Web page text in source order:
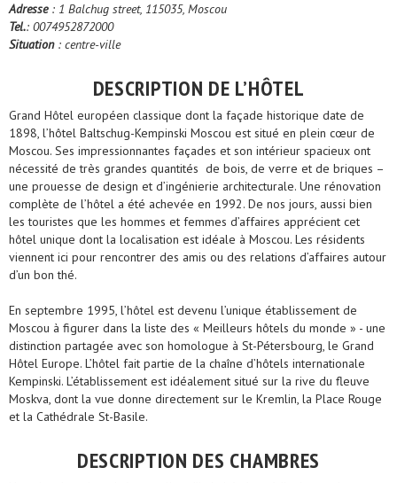
Adresse : 1 Balchug street, 115035, Moscou
Tel.: 0074952872000
Situation : centre-ville
DESCRIPTION DE L’HÔTEL
Grand Hôtel européen classique dont la façade historique date de
1898, l’hôtel Baltschug-Kempinski Moscou est situé en plein cœur de
Moscou. Ses impressionnantes façades et son intérieur spacieux ont
nécessité de très grandes quantités de bois, de verre et de briques –
une prouesse de design et d’ingénierie architecturale. Une rénovation
complète de l’hôtel a été achevée en 1992. De nos jours, aussi bien
les touristes que les hommes et femmes d’affaires apprécient cet
hôtel unique dont la localisation est idéale à Moscou. Les résidents
viennent ici pour rencontrer des amis ou des relations d’affaires autour
d’un bon thé.
En septembre 1995, l’hôtel est devenu l’unique établissement de
Moscou à figurer dans la liste des « Meilleurs hôtels du monde » - une
distinction partagée avec son homologue à St-Pétersbourg, le Grand
Hôtel Europe. L’hôtel fait partie de la chaîne d’hôtels internationale
Kempinski. L’établissement est idéalement situé sur la rive du fleuve
Moskva, dont la vue donne directement sur le Kremlin, la Place Rouge
et la Cathédrale St-Basile.
DESCRIPTION DES CHAMBRES